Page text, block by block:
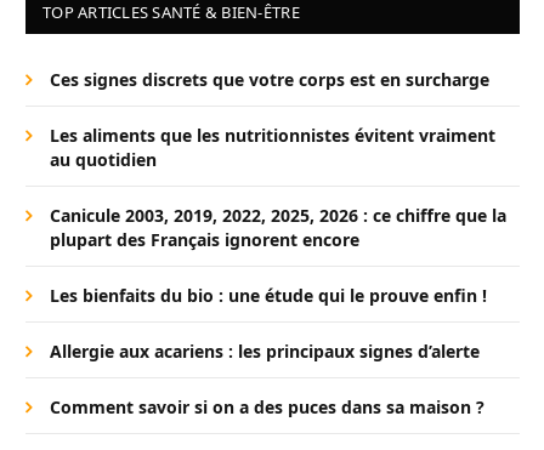
TOP ARTICLES SANTÉ & BIEN-ÊTRE
Ces signes discrets que votre corps est en surcharge
Les aliments que les nutritionnistes évitent vraiment
au quotidien
Canicule 2003, 2019, 2022, 2025, 2026 : ce chiffre que la
plupart des Français ignorent encore
Les bienfaits du bio : une étude qui le prouve enfin !
Allergie aux acariens : les principaux signes d’alerte
Comment savoir si on a des puces dans sa maison ?